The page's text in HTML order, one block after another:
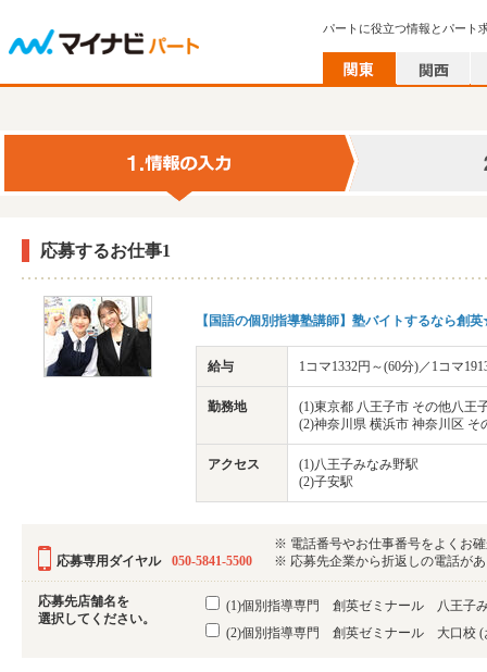
パートに役立つ情報とパート
応募するお仕事1
【国語の個別指導塾講師】塾バイトするなら創
給与 1コマ1332円～(60分)／1コマ
勤務地
(1)東京都 八王子市 その他八王
(2)神奈川県 横浜市 神奈川区 そ
アクセス
(1)八王子みなみ野駅
(2)子安駅
応募専用ダイヤル 050-5841-5500
※ 電話番号やお仕事番号をよくお
※ 応募先企業から折返しの電話が
応募先店舗名を
選択してください。
(1)個別指導専門 創英ゼミナール 八王子
(2)個別指導専門 創英ゼミナール 大口校 (